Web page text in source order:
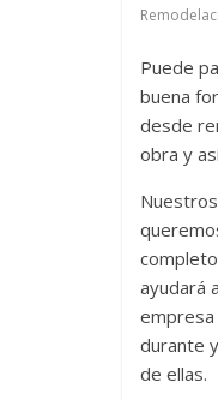
Puede
buena
desde
obra y
ayudará
empresa
durante
de ellas.